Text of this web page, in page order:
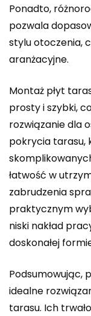
Ponadto,
pozwala
stylu otoczenia,
aranżacyjne.
Montaż płyt
prosty i szybki,
rozwiązanie dla
pokrycia tarasu,
łatwość w
zabrudzenia
praktycznym
niski nakład
doskonałej
Podsumowując,
idealne
tarasu. Ich